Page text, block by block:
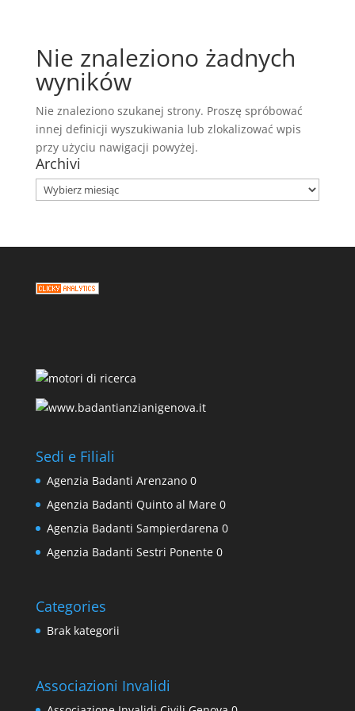
Nie znaleziono żadnych
wyników
Nie znaleziono szukanej strony. Proszę spróbować
innej definicji wyszukiwania lub zlokalizować wpis
przy użyciu nawigacji powyżej.
Archivi
Archivi
Sedi e Filiali
Agenzia Badanti Arenzano0
Agenzia Badanti Quinto al Mare0
Agenzia Badanti Sampierdarena 0
Agenzia Badanti Sestri Ponente0
Categories
Brak kategorii
Associazioni Invalidi